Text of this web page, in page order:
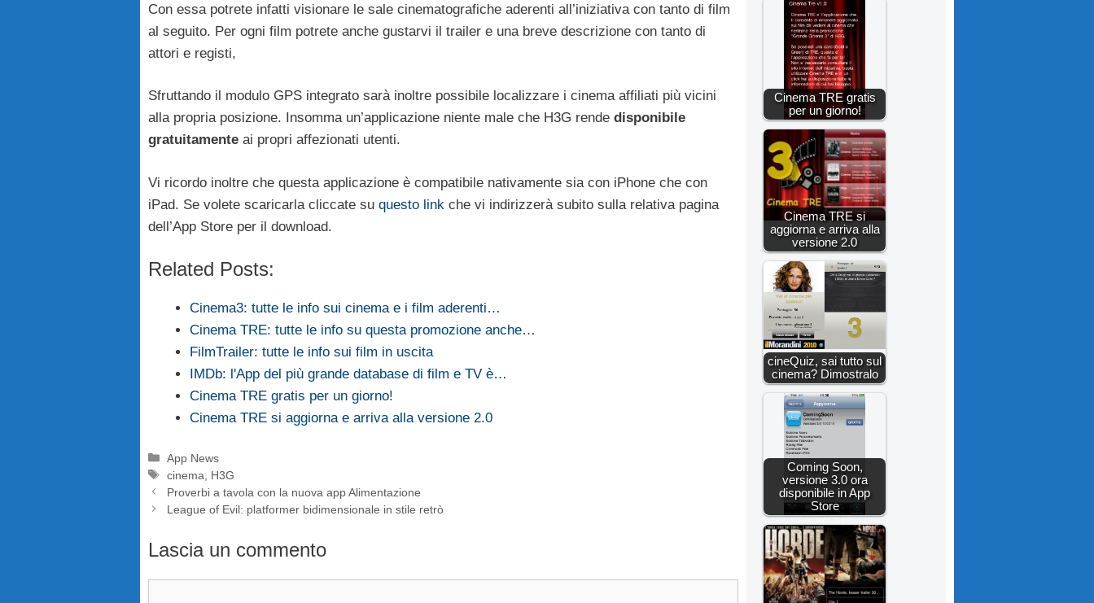
Con essa potrete infatti visionare le sale cinematografiche aderenti all’iniziativa con tanto di film
al seguito. Per ogni film potrete anche gustarvi il trailer e una breve descrizione con tanto di
attori e registi,
Sfruttando il modulo GPS integrato sarà inoltre possibile localizzare i cinema affiliati più vicini
alla propria posizione. Insomma un’applicazione niente male che H3G rende disponibile
gratuitamente ai propri affezionati utenti.
Vi ricordo inoltre che questa applicazione è compatibile nativamente sia con iPhone che con
iPad. Se volete scaricarla cliccate su questo link che vi indirizzerà subito sulla relativa pagina
dell’App Store per il download.
Related Posts:
Cinema3: tutte le info sui cinema e i film aderenti…
Cinema TRE: tutte le info su questa promozione anche…
FilmTrailer: tutte le info sui film in uscita
IMDb: l'App del più grande database di film e TV è…
Cinema TRE gratis per un giorno!
Cinema TRE si aggiorna e arriva alla versione 2.0
Categorie
App News
Tag
cinema
H3G
Proverbi a tavola con la nuova app Alimentazione
League of Evil: platformer bidimensionale in stile retrò
Lascia un commento
Cinema TRE gratis
per un giorno!
Cinema TRE si
aggiorna e arriva alla
versione 2.0
cineQuiz, sai tutto sul
cinema? Dimostralo
Coming Soon,
versione 3.0 ora
disponibile in App
Store